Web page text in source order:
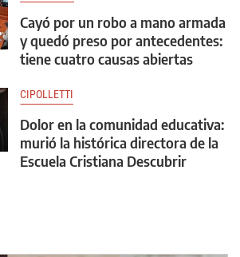
Cayó por un robo a mano armada
y quedó preso por antecedentes:
tiene cuatro causas abiertas
CIPOLLETTI
Dolor en la comunidad educativa:
murió la histórica directora de la
Escuela Cristiana Descubrir